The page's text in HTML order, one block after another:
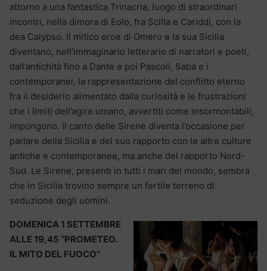
attorno a una fantastica Trinacria, luogo di straordinari
incontri, nella dimora di Eolo, fra Scilla e Cariddi, con la
dea Calypso. Il mitico eroe di Omero e la sua Sicilia
diventano, nell’immaginario letterario di narratori e poeti,
dall’antichità fino a Dante e poi Pascoli, Saba e i
contemporanei, la rappresentazione del conflitto eterno
fra il desiderio alimentato dalla curiosità e le frustrazioni
che i limiti dell’agire umano, avvertiti come insormontabili,
impongono. Il canto delle Sirene diventa l’occasione per
parlare della Sicilia e del suo rapporto con le altre culture
antiche e contemporanee, ma anche del rapporto Nord-
Sud. Le Sirene, presenti in tutti i mari del mondo, sembra
che in Sicilia trovino sempre un fertile terreno di
seduzione degli uomini.
DOMENICA 1 SETTEMBRE
ALLE 19,45 “PROMETEO.
IL MITO DEL FUOCO”